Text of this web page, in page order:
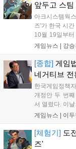
앞두고 스팀
아크시스템웍
즈'가 한국 시
10월 19일부
의 '더 디비전
각기 다른 장르
게임뉴스 | 강승
[종합] 게임
네거티브 전
한국게임정책
개정안 두 번
서 열렸다. 이
주요 쟁점과
호사가 게임 등
게임뉴스 | 이두
[체험기] 도
즈'